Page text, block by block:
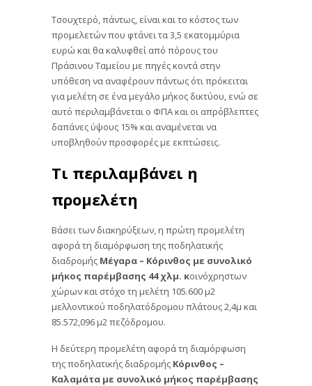
Τσουχτερό, πάντως, είναι και το κόστος των
προμελετών που φτάνει τα 3,5 εκατομμύρια
ευρώ και θα καλυφθεί από πόρους του
Πράσινου Ταμείου με πηγές κοντά στην
υπόθεση να αναφέρουν πάντως ότι πρόκειται
για μελέτη σε ένα μεγάλο μήκος δικτύου, ενώ σε
αυτό περιλαμβάνεται ο ΦΠΑ και οι απρόβλεπτες
δαπάνες ύψους 15% και αναμένεται να
υποβληθούν προσφορές με εκπτώσεις.
Τι περιλαμβάνει η
προμελέτη
Βάσει των διακηρύξεων, η πρώτη προμελέτη
αφορά τη διαμόρφωση της ποδηλατικής
διαδρομής Μέγαρα – Κόρινθος με συνολικό
μήκος παρέμβασης 44 χλμ. κοινόχρηστων
χώρων και στόχο τη μελέτη 105.600 μ2
μελλοντικού ποδηλατόδρομου πλάτους 2,4μ και
85.572,096 μ2 πεζόδρομου.
Η δεύτερη προμελέτη αφορά τη διαμόρφωση
της ποδηλατικής διαδρομής Κόρινθος –
Καλαμάτα με συνολικό μήκος παρέμβασης